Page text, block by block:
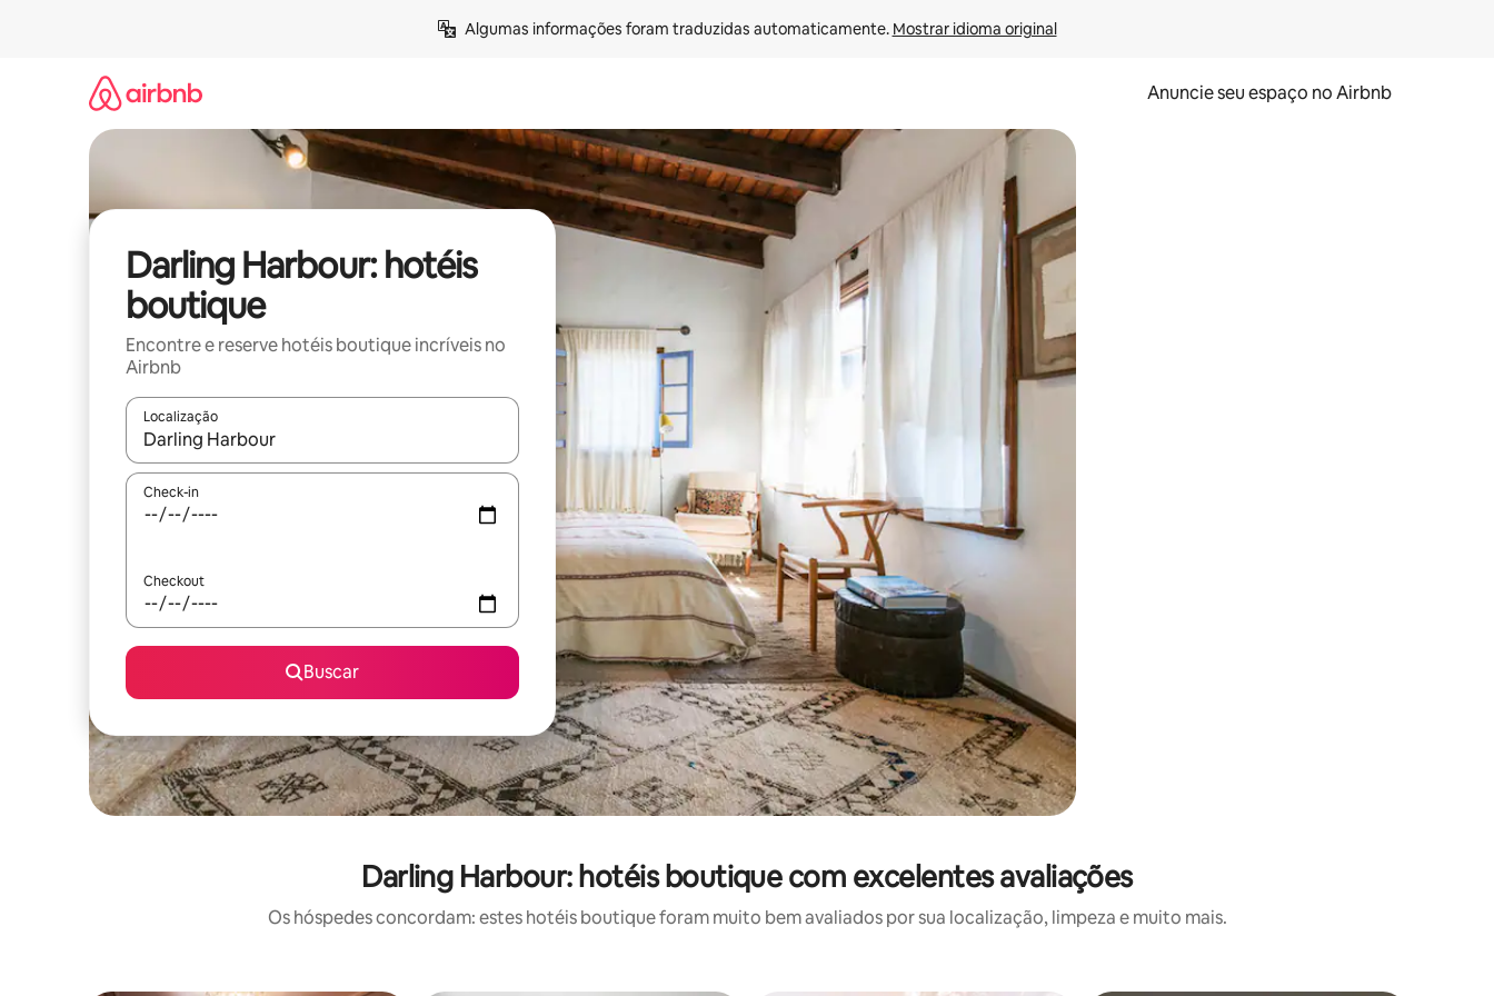
Algumas informações foram traduzidas automaticamente. Mostrar idioma original
Anuncie seu espaço no Airbnb
Darling Harbour: hotéis
boutique
Encontre e reserve hotéis boutique incríveis no
Airbnb
Localização
Quando os resultados estiverem disponíveis, explore-os usando as seta para cima e para baixo do teclado ou tocando e deslizando o dedo na tela.
Check-in
Checkout
Buscar
Darling Harbour: hotéis boutique com excelentes avaliações
Os hóspedes concordam: estes hotéis boutique foram muito bem avaliados por sua localização, limpeza e muito mais.